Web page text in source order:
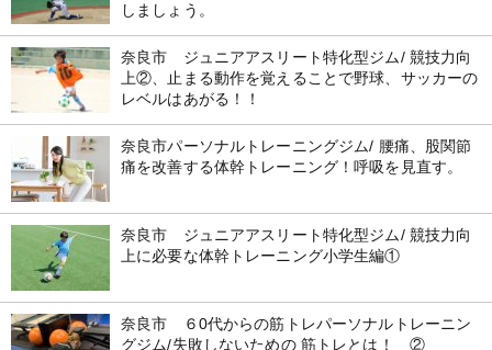
しましょう。
奈良市 ジュニアアスリート特化型ジム/ 競技力向
上②、止まる動作を覚えることで野球、サッカーの
レベルはあがる！！
奈良市パーソナルトレーニングジム/ 腰痛、股関節
痛を改善する体幹トレーニング！呼吸を見直す。
奈良市 ジュニアアスリート特化型ジム/ 競技力向
上に必要な体幹トレーニング小学生編①
奈良市 ６0代からの筋トレパーソナルトレーニン
グジム/失敗しないための 筋トレとは！ ②